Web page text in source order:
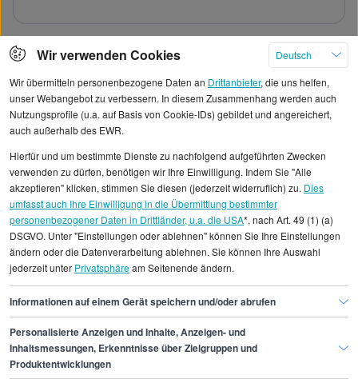
Mehr
statistischen Erhebungen durch StepStone. Es sind
Durchschnittswerte und die Angaben können nicht
einzelnen Stellenangeboten zugeordnet werden.
Gehaltsinformationen Design
Tätowierer/in
Tätowierer/in Leipzig
Finde den Job,
Wir verwenden Cookies
Deutsch
Wir übermitteln personenbezogene Daten an Drittanbieter, die uns helfen,
unser Webangebot zu verbessern. In diesem Zusammenhang werden auch
Nutzungsprofile (u.a. auf Basis von Cookie-IDs) gebildet und angereichert,
auch außerhalb des EWR.
Hierfür und um bestimmte Dienste zu nachfolgend aufgeführten Zwecken
verwenden zu dürfen, benötigen wir Ihre Einwilligung. Indem Sie "Alle
akzeptieren" klicken, stimmen Sie diesen (jederzeit widerruflich) zu. Dies
umfasst auch Ihre Einwilligung in die Übermittlung bestimmter
personenbezogener Daten in Drittländer, u.a. die USA*, nach Art. 49 (1) (a)
DSGVO. Unter "Einstellungen oder ablehnen" können Sie Ihre Einstellungen
ändern oder die Datenverarbeitung ablehnen. Sie können Ihre Auswahl
jederzeit unter Privatsphäream Seitenende ändern.
Informationen auf einem Gerät speichern und/oder abrufen
Personalisierte Anzeigen und Inhalte, Anzeigen- und
Inhaltsmessungen, Erkenntnisse über Zielgruppen und
Produktentwicklungen